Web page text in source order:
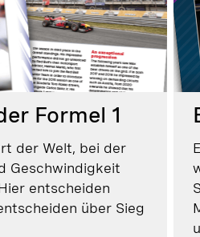
Formel 1
der Welt, bei der
Geschwindigkeit
entscheiden
über Sieg